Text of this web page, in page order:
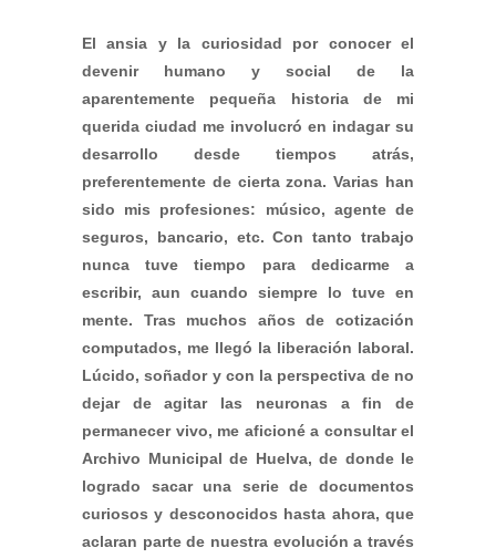
El ansia y la curiosidad por conocer el
devenir humano y social de la
aparentemente pequeña historia de mi
querida ciudad me involucró en indagar su
desarrollo desde tiempos atrás,
preferentemente de cierta zona. Varias han
sido mis profesiones: músico, agente de
seguros, bancario, etc. Con tanto trabajo
nunca tuve tiempo para dedicarme a
escribir, aun cuando siempre lo tuve en
mente. Tras muchos años de cotización
computados, me llegó la liberación laboral.
Lúcido, soñador y con la perspectiva de no
dejar de agitar las neuronas a fin de
permanecer vivo, me aficioné a consultar el
Archivo Municipal de Huelva, de donde le
logrado sacar una serie de documentos
curiosos y desconocidos hasta ahora, que
aclaran parte de nuestra evolución a través